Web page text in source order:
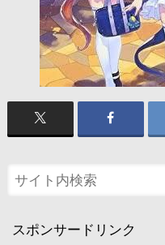
スポンサードリンク